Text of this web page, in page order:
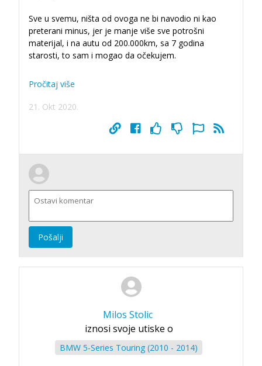
Sve u svemu, ništa od ovoga ne bi navodio ni kao
preterani minus, jer je manje više sve potrošni
materijal, i na autu od 200.000km, sa 7 godina
starosti, to sam i mogao da očekujem.
Pročitaj više
21. Okt 2020.
Pošalji
Milos Stolic
iznosi svoje utiske o
BMW 5-Series Touring (2010 - 2014)